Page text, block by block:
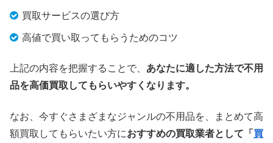
買取サービスの選び方
高値で買い取ってもらうためのコツ
上記の内容を把握することで、 あなたに適した方法で不用
品を高価買取してもらいやすくなります。
なお、今すぐさまざまなジャンルの不用品を、まとめて高
額買取してもらいたい方におすすめの買取業者として「買